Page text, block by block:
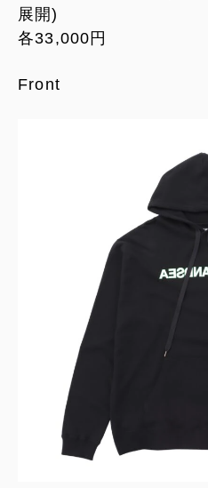
展開)
各33,000円
Front